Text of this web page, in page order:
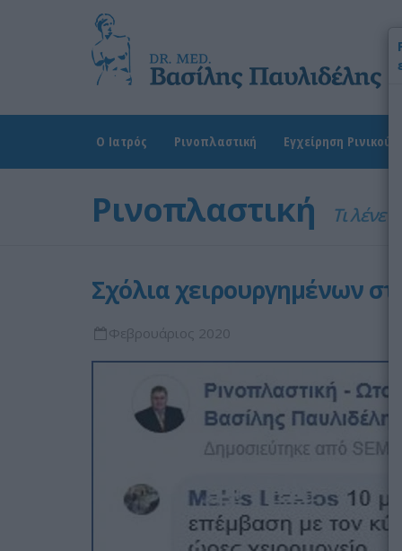
Ο Ιατρός Ρινοπλαστική Εγχείρηση Ρινικού
Ρινοπλαστική Τι λένε
Σχόλια χειρουργημένων
Φεβρουάριος 2020